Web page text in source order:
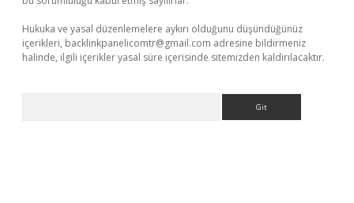
Hukuka ve yasal düzenlemelere aykırı olduğunu düşündüğünüz
içerikleri, backlinkpanelicomtr@gmail.com adresine bildirmeniz
halinde, ilgili içerikler yasal süre içerisinde sitemizden kaldırılacaktır.